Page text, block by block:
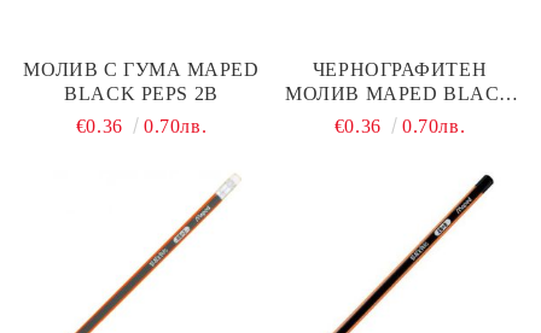
МОЛИВ С ГУМА MAPED
BLACK PEPS 2B
€0.36
0.70лв.
ЧЕРНОГРАФИТЕН
МОЛИВ MAPED BLACK
PEPS HB
€0.36 0.70лв.